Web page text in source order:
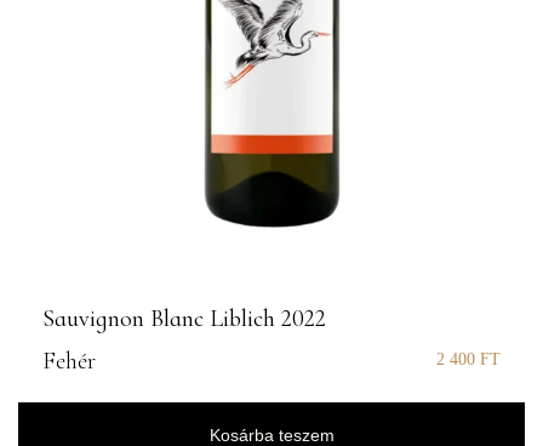
Sauvignon Blanc Liblich 2022
Fehér
2 400 FT
Kosárba teszem